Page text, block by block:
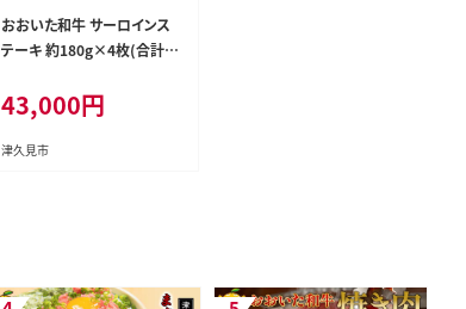
おおいた和牛 サーロインス
テーキ 約180g×4枚(合計7
身肉 焼き肉 焼肉 ステーキ肉
大分県産 九州産 津久見市
国産
43,000円
津久見市